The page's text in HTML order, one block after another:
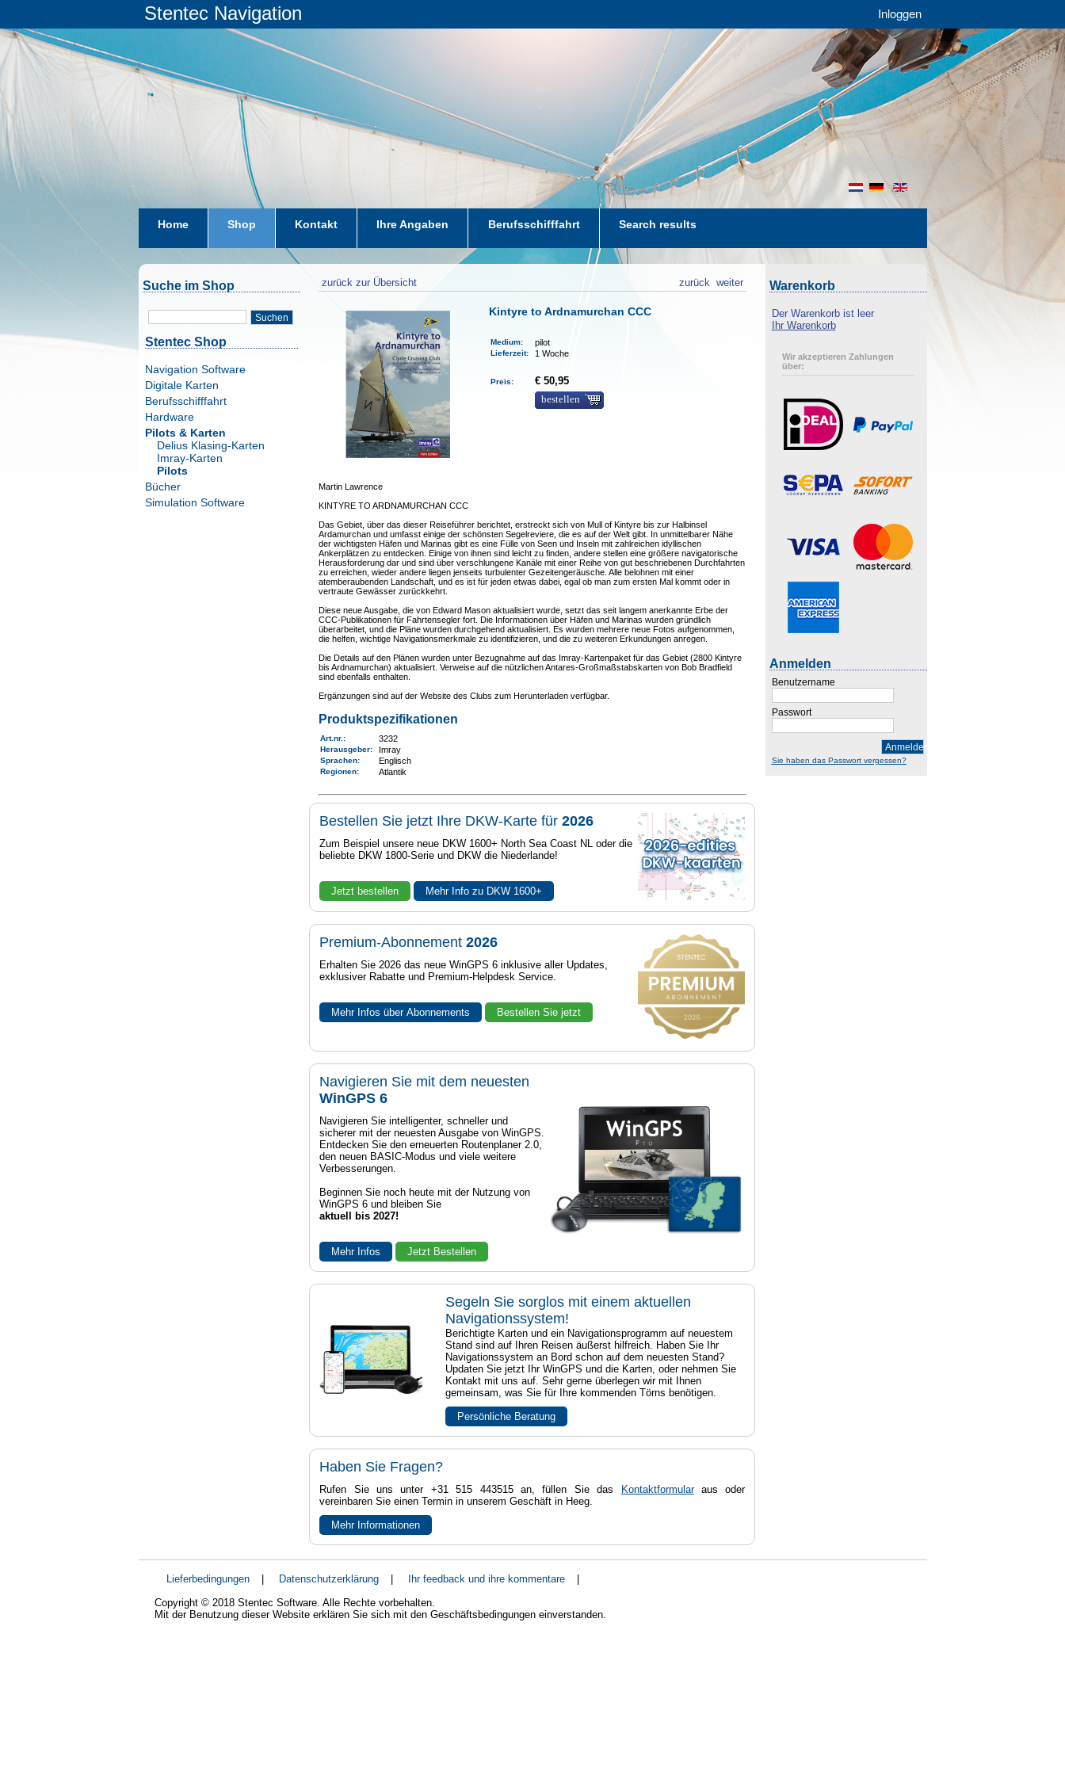
Stentec Navigation Inloggen
en
de
nl
Home Shop Kontakt Ihre Angaben Berufsschifffahrt Search results
Suche im Shop
Suchen
Stentec Shop
Navigation Software
Digitale Karten
Berufsschifffahrt
Hardware
Pilots & Karten
Delius Klasing-Karten
Imray-Karten
Pilots
Bücher
Simulation Software
zurück zur Übersicht weiter
zurück
Kintyre to Ardnamurchan CCC
Medium: pilot
Lieferzeit: 1 Woche
Preis:
€ 50,95
bestellen
Martin Lawrence
KINTYRE TO ARDNAMURCHAN CCC
Das Gebiet, über das dieser Reiseführer berichtet, erstreckt sich von Mull of Kintyre bis zur Halbinsel
Ardamurchan und umfasst einige der schönsten Segelreviere, die es auf der Welt gibt. In unmittelbarer Nähe
der wichtigsten Häfen und Marinas gibt es eine Fülle von Seen und Inseln mit zahlreichen idyllischen
Ankerplätzen zu entdecken. Einige von ihnen sind leicht zu finden, andere stellen eine größere navigatorische
Herausforderung dar und sind über verschlungene Kanäle mit einer Reihe von gut beschriebenen Durchfahrten
zu erreichen, wieder andere liegen jenseits turbulenter Gezeitengeräusche. Alle belohnen mit einer
atemberaubenden Landschaft, und es ist für jeden etwas dabei, egal ob man zum ersten Mal kommt oder in
vertraute Gewässer zurückkehrt.
Diese neue Ausgabe, die von Edward Mason aktualisiert wurde, setzt das seit langem anerkannte Erbe der
CCC-Publikationen für Fahrtensegler fort. Die Informationen über Häfen und Marinas wurden gründlich
überarbeitet, und die Pläne wurden durchgehend aktualisiert. Es wurden mehrere neue Fotos aufgenommen,
die helfen, wichtige Navigationsmerkmale zu identifizieren, und die zu weiteren Erkundungen anregen.
Die Details auf den Plänen wurden unter Bezugnahme auf das Imray-Kartenpaket für das Gebiet (2800 Kintyre
bis Ardnamurchan) aktualisiert. Verweise auf die nützlichen Antares-Großmaßstabskarten von Bob Bradfield
sind ebenfalls enthalten.
Ergänzungen sind auf der Website des Clubs zum Herunterladen verfügbar.
Produktspezifikationen
Art.nr. : 3232
Herausgeber: Imray
Sprachen: Englisch
Regionen: Atlantik
Bestellen Sie jetzt Ihre DKW-Karte für2026
Zum Beispiel unsere neue DKW 1600+ North Sea Coast NL oder die
beliebte DKW 1800-Serie und DKW die Niederlande!
Jetzt bestellen Mehr Info zu DKW 1600+
Premium-Abonnement2026
Erhalten Sie 2026 das neue WinGPS 6 inklusive aller Updates,
exklusiver Rabatte und Premium-Helpdesk Service.
Mehr Infos über Abonnements Bestellen Sie jetzt
Navigieren Sie mit dem neuesten
WinGPS 6
Navigieren Sie intelligenter, schneller und
sicherer mit der neuesten Ausgabe von WinGPS.
Entdecken Sie den erneuerten Routenplaner 2.0,
den neuen BASIC-Modus und viele weitere
Verbesserungen.
Beginnen Sie noch heute mit der Nutzung von
WinGPS 6 und bleiben Sie
aktuell bis 2027!
Mehr Infos Jetzt Bestellen
Segeln Sie sorglos mit einem aktuellen
Navigationssystem!
Berichtigte Karten und ein Navigationsprogramm auf neuestem
Stand sind auf Ihren Reisen äußerst hilfreich. Haben Sie Ihr
Navigationssystem an Bord schon auf dem neuesten Stand?
Updaten Sie jetzt Ihr WinGPS und die Karten, oder nehmen Sie
Kontakt mit uns auf. Sehr gerne überlegen wir mit Ihnen
gemeinsam, was Sie für Ihre kommenden Törns benötigen.
Persönliche Beratung
Haben Sie Fragen?
Rufen Sie uns unter +31 515 443515 an, füllen Sie das Kontaktformularaus oder
vereinbaren Sie einen Termin in unserem Geschäft in Heeg.
Mehr Informationen
Warenkorb
Der Warenkorb ist leer
Ihr Warenkorb
Wir akzeptieren Zahlungen
über:
Anmelden
Benutzername
Passwort
Anmelden
Sie haben das Passwort vergessen?
Lieferbedingungen | Datenschutzerklärung | Ihr feedback und ihre kommentare
|
Copyright © 2018 Stentec Software. Alle Rechte vorbehalten.
Mit der Benutzung dieser Website erklären Sie sich mit den Geschäftsbedingungen einverstanden.